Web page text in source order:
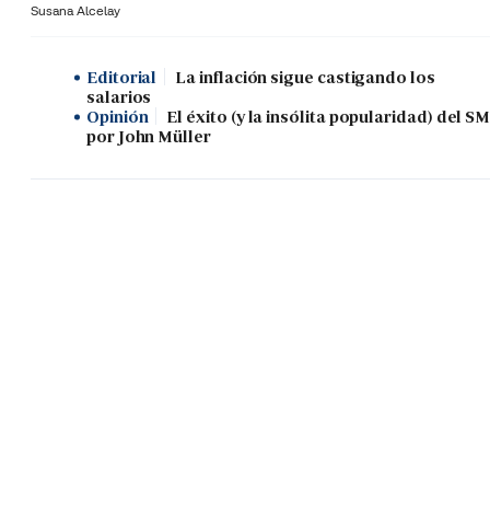
Susana Alcelay
Editorial
La inflación sigue castigando los
salarios
Opinión
El éxito (y la insólita popularidad) del
por John Müller